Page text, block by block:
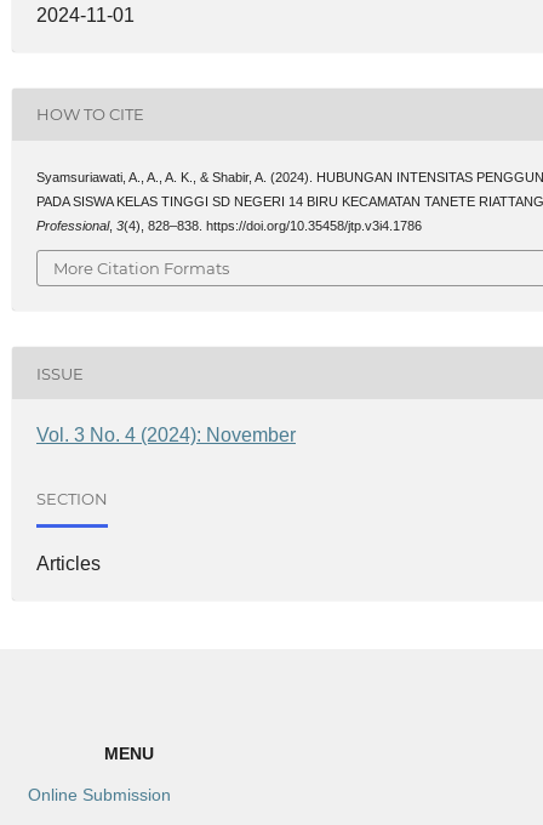
2024-11-01
HOW TO CITE
Syamsuriawati, A., A., A. K., & Shabir, A. (2024). HUBUNGAN INTENSITAS
PADA SISWA KELAS TINGGI SD NEGERI 14 BIRU KECAMATAN TANETE
Professional, 3(4), 828–838. https://doi.org/10.35458/jtp.v3i4.1786
More Citation Formats
ISSUE
Vol. 3 No. 4 (2024): November
SECTION
Articles
MENU
Online Submission